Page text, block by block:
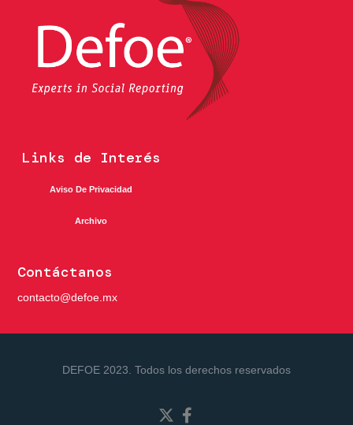
Links de Interés
Aviso De Privacidad
Archivo
Contáctanos
contacto@defoe.mx
DEFOE 2023. Todos los derechos reservados